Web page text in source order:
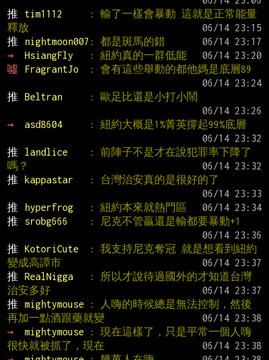
推
tim1112
: 輸了一樣會暴動 這就是正常能量
釋放
推
nightmoon007 : 都是斑馬的錯
→
HsiangFly : 紐約真的一群低能
噓
FragrantJo
: 會有這些舉動的都他媽是底層89
推
Beltran
: 歐足比還是小打小鬧
→
asd8604
: 紐約大概是1%菁英撐起99%底層
推
landlice
: 前陣子不是才在說犯罪率下降了
嗎？
推
kappastar
: 台灣治安真的是很好的了
推
hyperfrog : 紐約本來就熱門區
推
srobg666
: 尼克不管贏還是輸都要暴動+1
推
KotoriCute
: 我支持尼克奪冠 就是想看到紐約
變成高譚市
推
RealNigga
: 所以才說待過國外的才知道台灣
治安多好
推
mightymouse
: 人嗨的時候總是無法控制，然後
再加一點酒跟藥就變
→
mightymouse
: 現在這樣了，只是平常一個人嗨
很快就被抓了，現在